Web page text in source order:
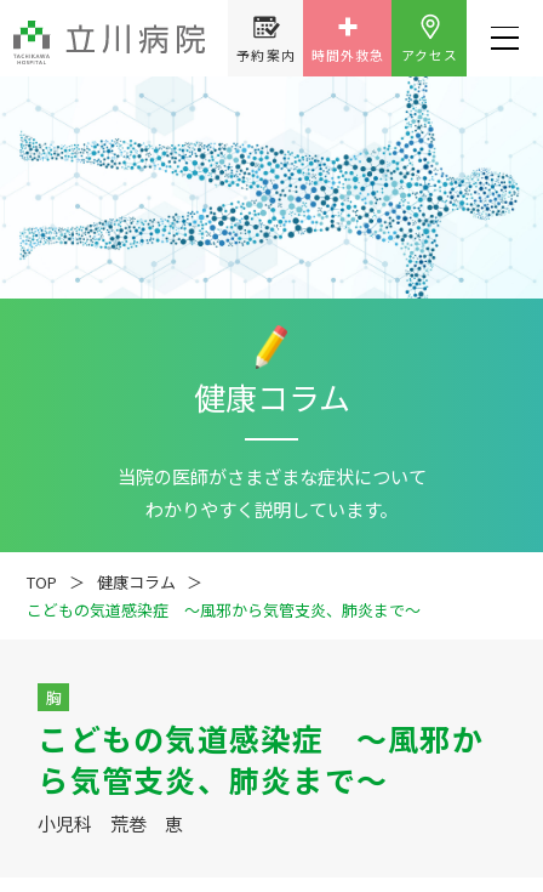
疾患解説 専門医ファイル
予約案内 時間外救急 アクセス
健康コラム
当院の医師がさまざまな症状について
わかりやすく説明しています。
TOP
健康コラム
こどもの気道感染症 ～風邪から気管支炎、肺炎まで～
胸
こどもの気道感染症 ～風邪か
ら気管支炎、肺炎まで～
小児科 荒巻 恵